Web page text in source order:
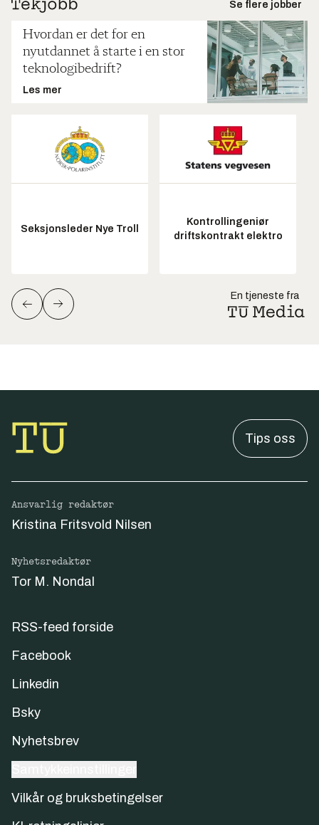
Se flere jobber
Hvordan er det for en
nyutdannet å starte i en stor
teknologibedrift?
Les mer
Seksjonsleder Nye Troll
Kontrollingeniør
driftskontrakt elektro
En tjeneste fra
Tips oss
Ansvarlig redaktør
Kristina Fritsvold Nilsen
Nyhetsredaktør
Tor M. Nondal
RSS-feed forside
Facebook
Linkedin
Bsky
Nyhetsbrev
Vilkår og bruksbetingelser